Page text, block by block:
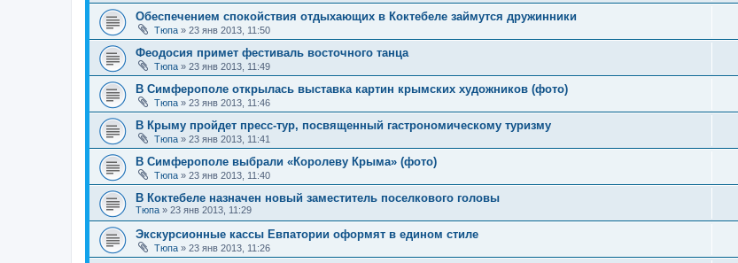
Обеспечением спокойствия отдыхающих в Коктебеле займутся дружинники
Тюпа » 23 янв 2013, 11:50
Феодосия примет фестиваль восточного танца
Тюпа » 23 янв 2013, 11:49
В Симферополе открылась выставка картин крымских художников (фото)
Тюпа » 23 янв 2013, 11:46
В Крыму пройдет пресс-тур, посвященный гастрономическому туризму
Тюпа » 23 янв 2013, 11:41
В Симферополе выбрали «Королеву Крыма» (фото)
Тюпа » 23 янв 2013, 11:40
В Коктебеле назначен новый заместитель поселкового головы
Тюпа » 23 янв 2013, 11:29
Экскурсионные кассы Евпатории оформят в едином стиле
Тюпа » 23 янв 2013, 11:26